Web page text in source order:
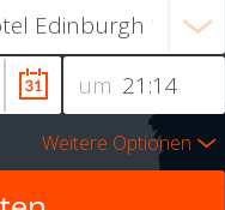
um
Weitere Optionen